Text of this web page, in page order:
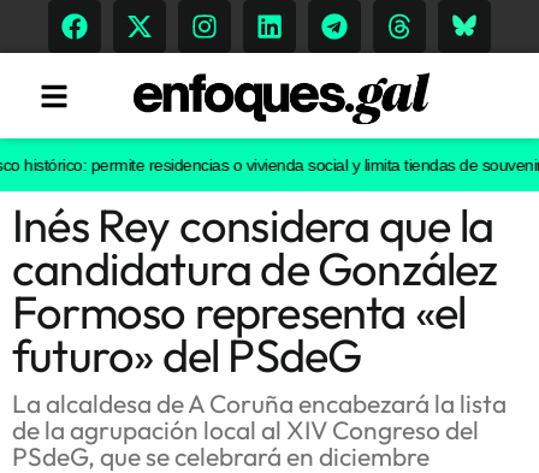
Tendencias
Memoria Histórica
Gastronomía
Escenarios
permite residencias o vivienda social y limita tiendas de souvenirs
Inés Rey considera que la
candidatura de González
Formoso representa «el
futuro» del PSdeG
La alcaldesa de A Coruña encabezará la lista
de la agrupación local al XIV Congreso del
PSdeG, que se celebrará en diciembre